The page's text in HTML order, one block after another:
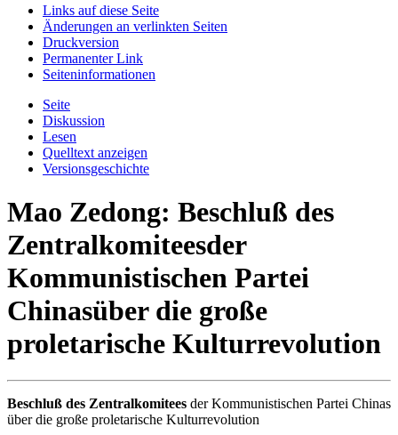
Links auf diese Seite
Änderungen an verlinkten Seiten
Druckversion
Permanenter Link
Seiten­­informationen
Seite
Diskussion
Lesen
Quelltext anzeigen
Versionsgeschichte
Mao Zedong: Beschluß des
Zentralkomiteesder
Kommunistischen Partei
Chinasüber die große
proletarische Kulturrevolution
Beschluß des Zentralkomitees der Kommunistischen Partei Chinas
über die große proletarische Kulturrevolution